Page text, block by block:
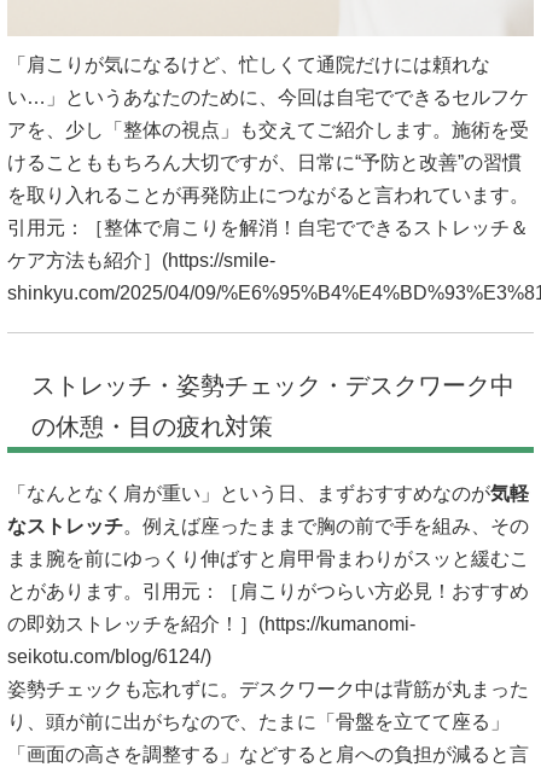
「肩こりが気になるけど、忙しくて通院だけには頼れな
い…」というあなたのために、今回は自宅でできるセルフケ
アを、少し「整体の視点」も交えてご紹介します。施術を受
けることももちろん大切ですが、日常に“予防と改善”の習慣
を取り入れることが再発防止につながると言われています。
引用元：［整体で肩こりを解消！自宅でできるストレッチ＆
ケア方法も紹介］(https://smile-
shinkyu.com/2025/04/09/
ストレッチ・姿勢チェック・デスクワーク中
の休憩・目の疲れ対策
「なんとなく肩が重い」という日、まずおすすめなのが気軽
なストレッチ。例えば座ったままで胸の前で手を組み、その
まま腕を前にゆっくり伸ばすと肩甲骨まわりがスッと緩むこ
とがあります。引用元：［肩こりがつらい方必見！おすすめ
の即効ストレッチを紹介！］(https://kumanomi-
seikotu.com/blog/6124/)
姿勢チェックも忘れずに。デスクワーク中は背筋が丸まった
り、頭が前に出がちなので、たまに「骨盤を立てて座る」
「画面の高さを調整する」などすると肩への負担が減ると言